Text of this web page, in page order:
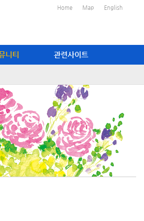
Home Map English
니티 관련사이트